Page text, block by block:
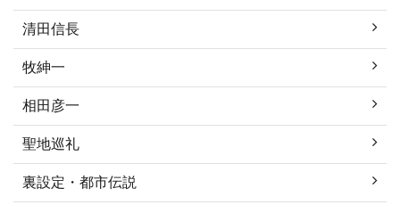
清田信長
牧紳一
相田彦一
聖地巡礼
裏設定・都市伝説